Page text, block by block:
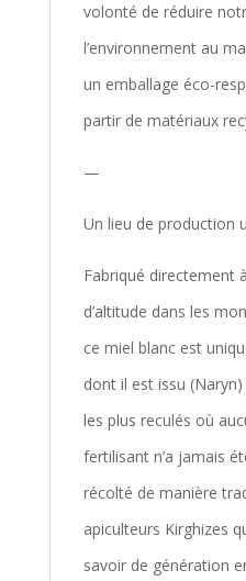
volonté de réduire
l’environnement au
un emballage éco-
partir de matériaux
—
Un lieu de production
Fabriqué directement
d’altitude dans les
ce miel blanc est
dont il est issu
les plus reculés où
fertilisant n’a jamais
récolté de manière
apiculteurs Kirghizes
savoir de génération